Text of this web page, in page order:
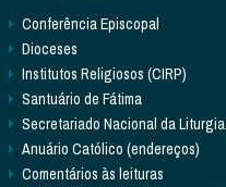
Conferência Episcopal
Dioceses
Institutos Religiosos (CIRP)
Santuário de Fátima
Secretariado Nacional da Liturgia
Anuário Católico (endereços)
Comentários às leituras